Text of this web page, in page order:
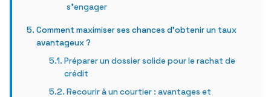
s’engager
Comment maximiser ses chances d’obtenir un taux
avantageux ?
Préparer un dossier solide pour le rachat de
crédit
Recourir à un courtier : avantages et